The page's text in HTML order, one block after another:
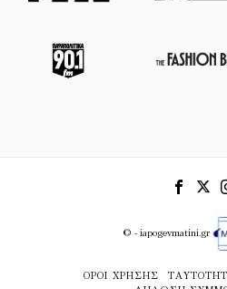
© - iapogevmatini.gr
ΌΡΟΙ ΧΡΉΣΗΣ